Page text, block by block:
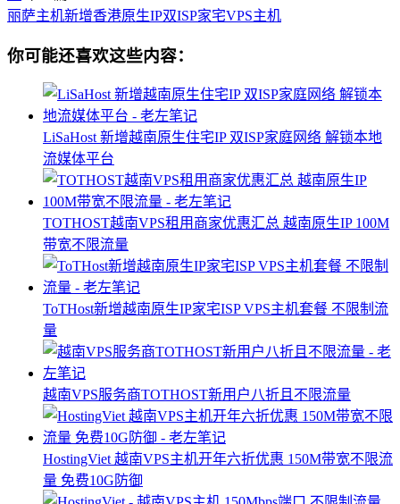
丽萨主机新增香港原生IP双ISP家宅VPS主机
你可能还喜欢这些内容：
LiSaHost 新增越南原生住宅IP 双ISP家庭网络 解锁本地
流媒体平台
TOTHOST越南VPS租用商家优惠汇总 越南原生IP 100M
带宽不限流量
ToTHost新增越南原生IP家宅ISP VPS主机套餐 不限制流
量
越南VPS服务商TOTHOST新用户八折且不限流量
HostingViet 越南VPS主机开年六折优惠 150M带宽不限流
量 免费10G防御